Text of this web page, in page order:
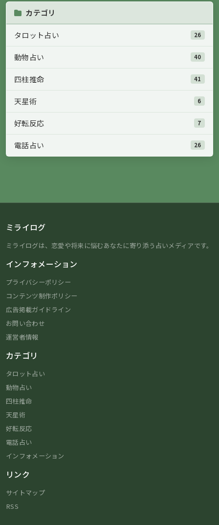
カテゴリ
タロット占い 26
動物占い 40
四柱推命 41
天星術 6
好転反応 7
電話占い 26
ミライログ
ミライログは、恋愛や将来に悩むあなたに寄り添う占いメディアです。
インフォメーション
プライバシーポリシー
コンテンツ制作ポリシー
広告掲載ガイドライン
お問い合わせ
運営者情報
カテゴリ
タロット占い
動物占い
四柱推命
天星術
好転反応
電話占い
インフォメーション
リンク
サイトマップ
RSS